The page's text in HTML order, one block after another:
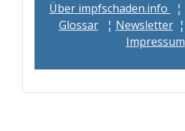
Über impfschaden.info ¦
Glossar
¦ Newsletter ¦
Impressum